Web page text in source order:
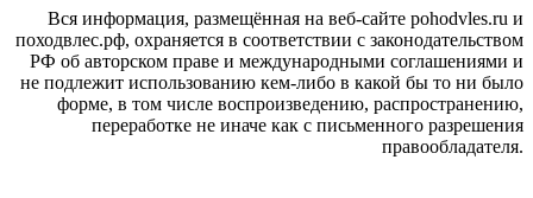
Вся информация, размещённая на веб-сайте pohodvles.ru и
походвлес.рф, охраняется в соответствии с законодательством
РФ об авторском праве и международными соглашениями и
не подлежит использованию кем-либо в какой бы то ни было
форме, в том числе воспроизведению, распространению,
переработке не иначе как с письменного разрешения
правообладателя.